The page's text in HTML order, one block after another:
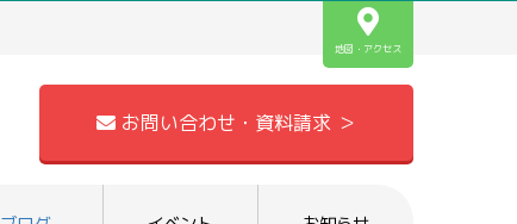
地図・アクセス
お問い合わせ・資料請求 ＞